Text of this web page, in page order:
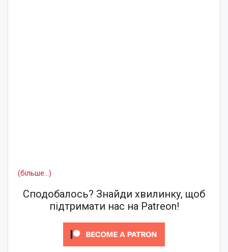
(більше…)
Сподобалось? Знайди хвилинку, щоб
підтримати нас на Patreon!